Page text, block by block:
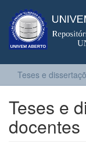
Teses e
Teses e
docentes